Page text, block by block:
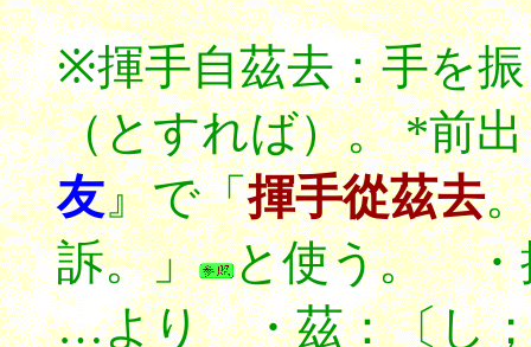
※揮手自茲去：手を
（とすれば）。 *前
友』で「揮手從茲去
訴。」
と使う。 ・
…より ・茲：〔し